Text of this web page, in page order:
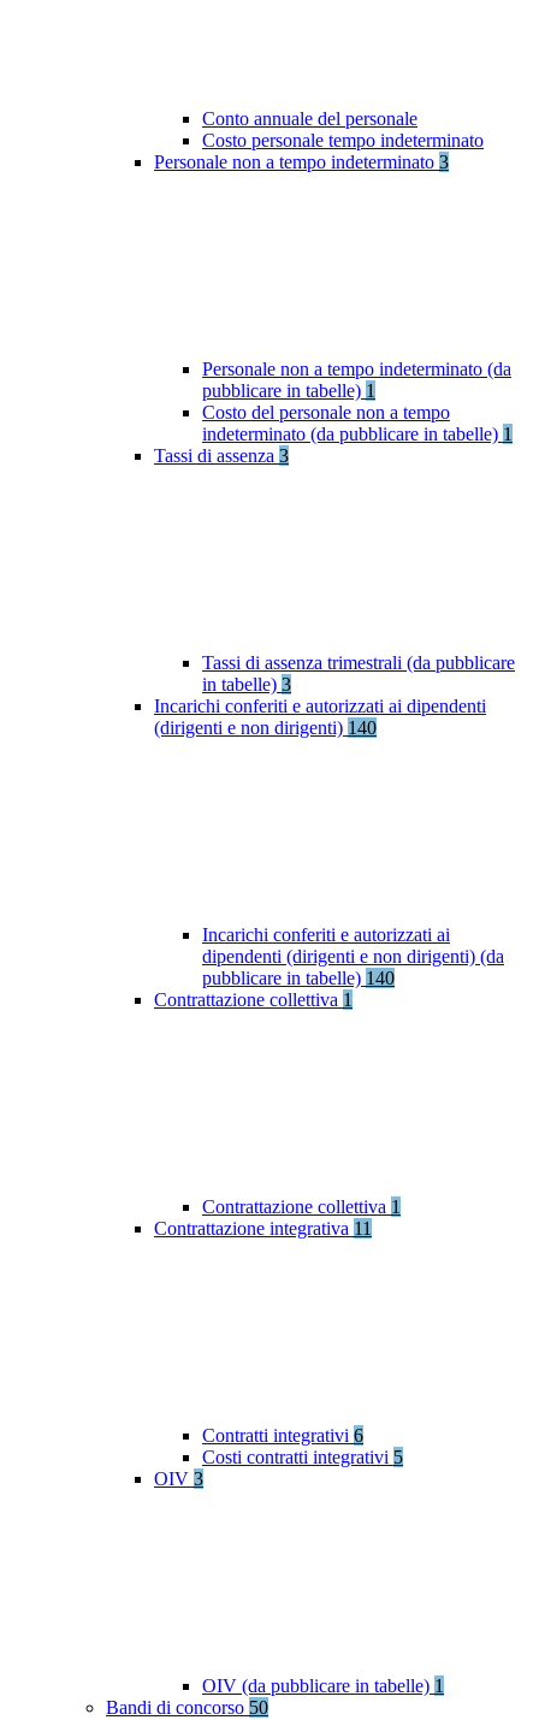
Conto annuale del personale
Costo personale tempo indeterminato
Personale non a tempo indeterminato 3
Personale non a tempo indeterminato (da
pubblicare in tabelle) 1
Costo del personale non a tempo
indeterminato (da pubblicare in tabelle) 1
Tassi di assenza 3
Tassi di assenza trimestrali (da pubblicare
in tabelle) 3
Incarichi conferiti e autorizzati ai dipendenti
(dirigenti e non dirigenti) 140
Incarichi conferiti e autorizzati ai
dipendenti (dirigenti e non dirigenti) (da
pubblicare in tabelle) 140
Contrattazione collettiva 1
Contrattazione collettiva 1
Contrattazione integrativa 11
Contratti integrativi 6
Costi contratti integrativi 5
OIV 3
OIV (da pubblicare in tabelle) 1
Bandi di concorso 50